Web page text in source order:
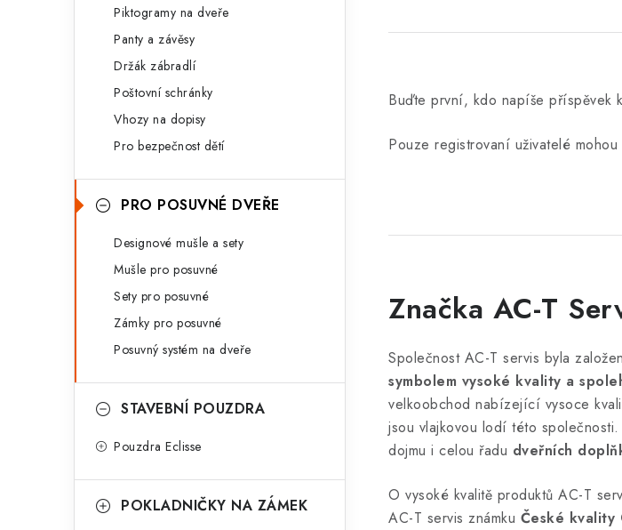
Piktogramy na dveře
Panty a závěsy
Držák zábradlí
Poštovní schránky
Vhozy na dopisy
Pro bezpečnost dětí
PRO POSUVNÉ DVEŘE
Designové mušle a sety
Mušle pro posuvné
Sety pro posuvné
Zámky pro posuvné
Posuvný systém na dveře
STAVEBNÍ POUZDRA
Pouzdra Eclisse
POKLADNIČKY NA ZÁMEK
Buďte první, kdo napíše příspěvek
Pouze registrovaní uživatelé
Značka AC-T
Společnost AC-T servis byla
symbolem vysoké kvality a
velkoobchod nabízející vysoce
jsou vlajkovou lodí této
dojmu i celou řadu dveřních
O vysoké kvalitě produktů AC-T
AC-T servis známku České kvality